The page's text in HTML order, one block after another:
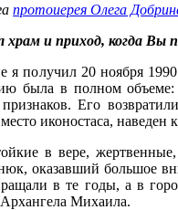
протоиерея Олега
и приход, когда Вы
получил 20 ноября
была в полном
Его
иконостаса, наведен
в вере,
оказавший большое
в те годы, а в
Михаила.